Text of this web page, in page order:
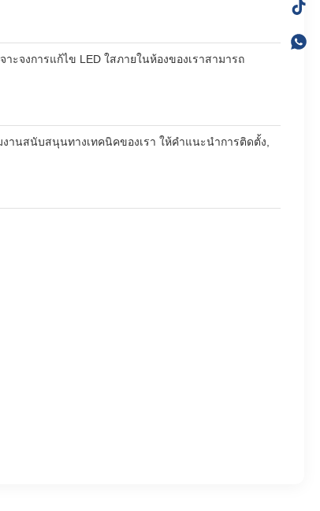
ะจงการแก้ไข LED ใสภายในห้องของเราสามารถ
นสนับสนุนทางเทคนิคของเรา ให้คําแนะนําการติดตั้ง,